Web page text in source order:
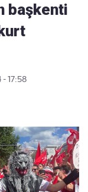
başkenti
17:58